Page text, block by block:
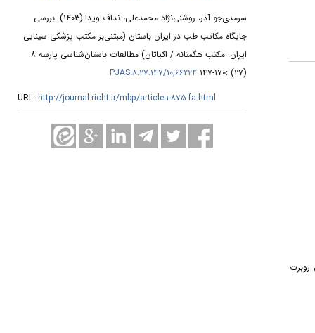
سرمدی‌جو آذر، روشنی‌نژاد محمدعلی، نداف ویدا.(۱۴۰۳).
بررسی
جایگاه مکاتب طب در ایران باستان (مبتنی‌بر مکتب پزشکی سینایی
ایران: مکتب هگمتانه / اکباتان) مطالعات باستان‌شناسی پارسه ۸
(۲۷) :۱۷۰-۱۴۷
۱۰,۶۶۲۲۴/PJAS.۸.۲۷.۱۴۷
URL: http://journal.richt.ir/mbp/article-۱-۸۷۵-fa.html
روبرت